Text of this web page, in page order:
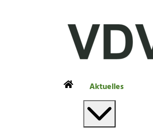
Aktuelles